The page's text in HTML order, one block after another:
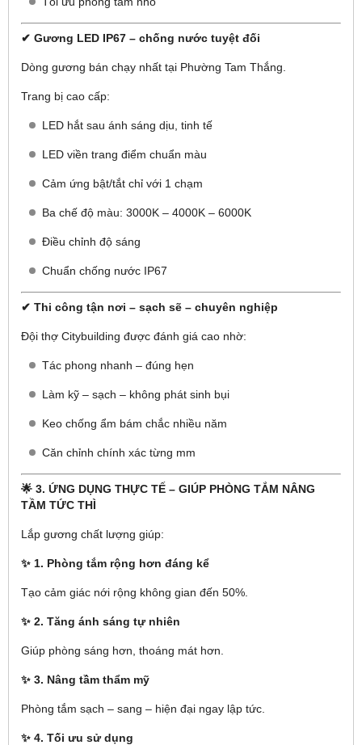
✔ Gương LED IP67 – chống nước tuyệt đối
Dòng gương bán chạy nhất tại Phường Tam Thắng.
Trang bị cao cấp:
LED hắt sau ánh sáng dịu, tinh tế
LED viền trang điểm chuẩn màu
Cảm ứng bật/tắt chỉ với 1 chạm
Ba chế độ màu: 3000K – 4000K – 6000K
Điều chỉnh độ sáng
Chuẩn chống nước IP67
✔ Thi công tận nơi – sạch sẽ – chuyên nghiệp
Đội thợ Citybuilding được đánh giá cao nhờ:
Tác phong nhanh – đúng hẹn
Làm kỹ – sạch – không phát sinh bụi
Keo chống ẩm bám chắc nhiều năm
Căn chỉnh chính xác từng mm
🌟 3. ỨNG DỤNG THỰC TẾ – GIÚP PHÒNG TẮM NÂNG
TẦM TỨC THÌ
Lắp gương chất lượng giúp:
✨ 1. Phòng tắm rộng hơn đáng kể
Tạo cảm giác nới rộng không gian đến 50%.
✨ 2. Tăng ánh sáng tự nhiên
Giúp phòng sáng hơn, thoáng mát hơn.
✨ 3. Nâng tầm thẩm mỹ
Phòng tắm sạch – sang – hiện đại ngay lập tức.
✨ 4. Tối ưu sử dụng